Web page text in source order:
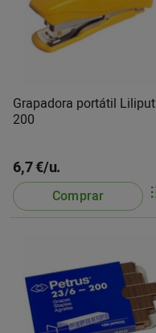
Grapadora portátil Liliput
200
6,7 €/u.
Comprar